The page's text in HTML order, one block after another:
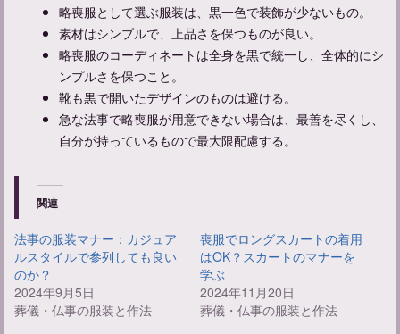
初めての葬儀でも安心！メンズ礼服レンタルの選び方と注意点
急な葬儀でも安心して礼服をレンタルする方法と選び方
略喪服として選ぶ服装は、黒一色で装飾が少ないもの。
素材はシンプルで、上品さを保つものが良い。
略喪服のコーディネートは全身を黒で統一し、全体的にシ
ンプルさを保つこと。
靴も黒で開いたデザインのものは避ける。
急な法事で略喪服が用意できない場合は、最善を尽くし、
自分が持っているもので最大限配慮する。
関連
法事の服装マナー：カジュア
ルスタイルで参列しても良い
のか？
2024年9月5日
葬儀・仏事の服装と作法
喪服でロングスカートの着用
はOK？スカートのマナーを
学ぶ
2024年11月20日
葬儀・仏事の服装と作法